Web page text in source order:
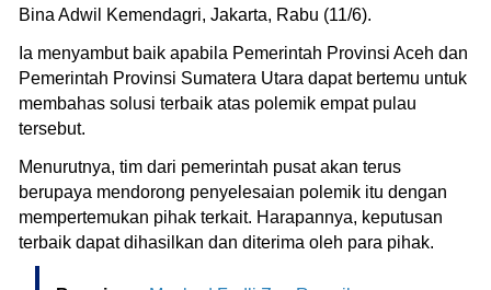
Bina Adwil Kemendagri, Jakarta, Rabu (11/6).
Ia menyambut baik apabila Pemerintah Provinsi Aceh dan
Pemerintah Provinsi Sumatera Utara dapat bertemu untuk
membahas solusi terbaik atas polemik empat pulau
tersebut.
Menurutnya, tim dari pemerintah pusat akan terus
berupaya mendorong penyelesaian polemik itu dengan
mempertemukan pihak terkait. Harapannya, keputusan
terbaik dapat dihasilkan dan diterima oleh para pihak.